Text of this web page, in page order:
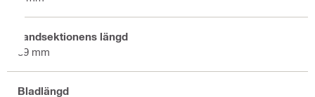
Tandsektionens längd
89 mm
Bladlängd